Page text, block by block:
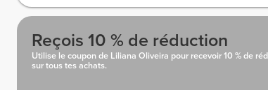
Reçois 10 % de réduction
Utilise le coupon de Liliana Oliveira pour recevoir 10 % de réduction
sur tous tes achats.